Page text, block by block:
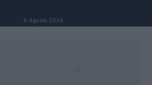
9 Agosto 2026